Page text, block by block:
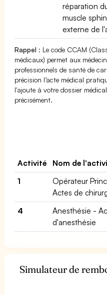
réparation
muscle
externe de
Rappel : Le code CCAM
médicaux) permet aux
professionnels de santé de
précision l’acte médical
l'ajoute à votre dossier
précisément.
Activité Nom de
1
Opérateur
Actes de
4
Anesthésie -
d'anesthésie
Simulateur de